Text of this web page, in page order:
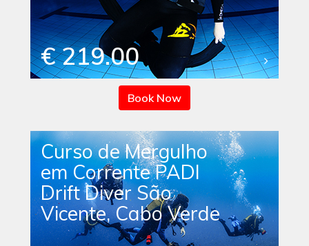
€ 219.00
Book Now
Curso de Mergulho
em Corrente PADI
Drift Diver São
Vicente, Cabo Verde